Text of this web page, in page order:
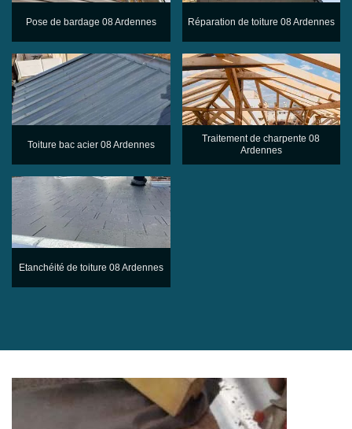
Pose de bardage 08 Ardennes Réparation de toiture 08 Ardennes
Toiture bac acier 08 Ardennes
Traitement de charpente 08
Ardennes
Etanchéité de toiture 08 Ardennes